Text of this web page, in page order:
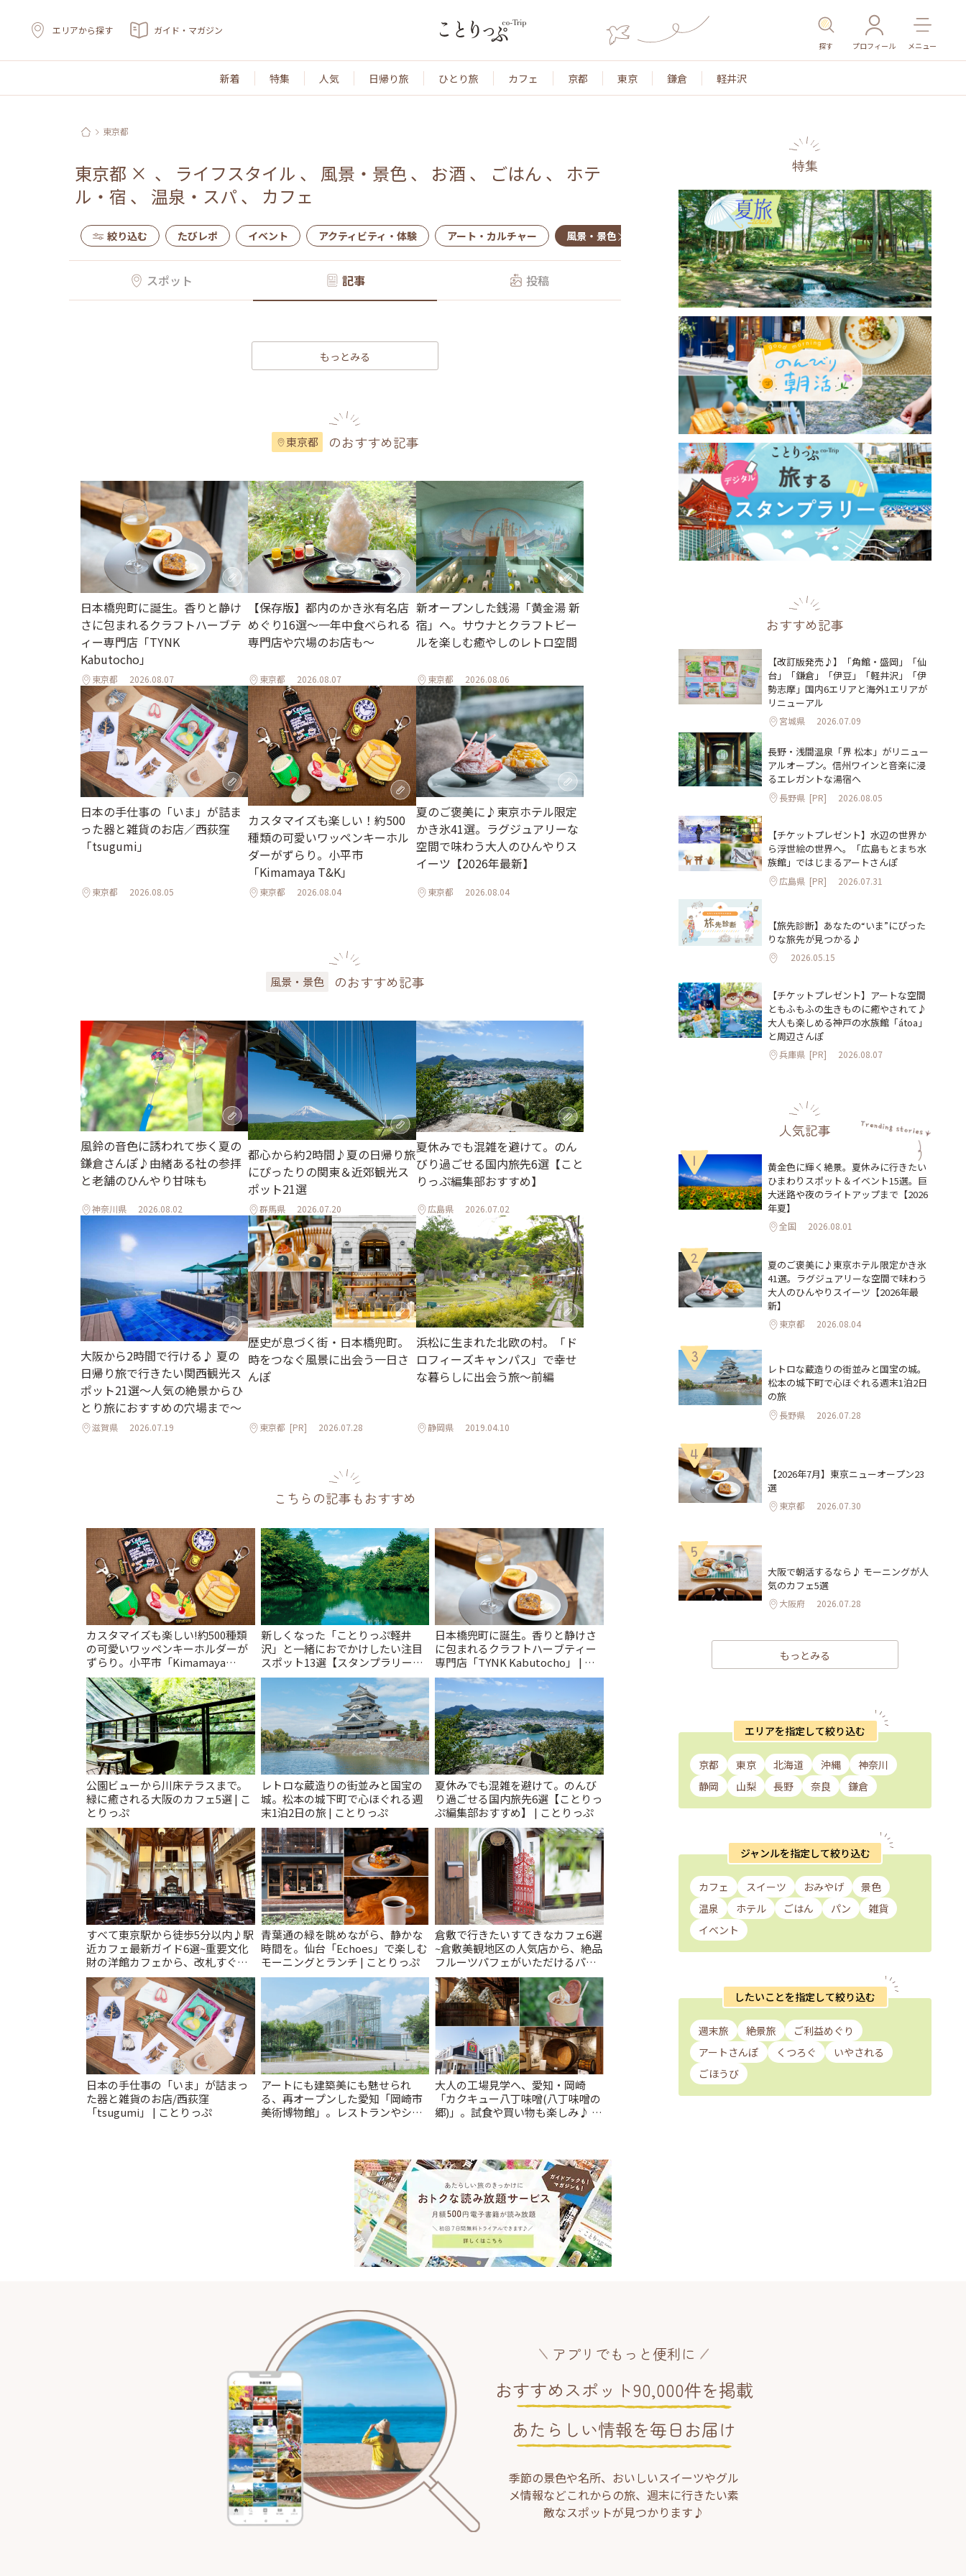
エリアから探す ガイド・マガジン
探す プロフィール メニュー
新着 特集 人気 日帰り旅 ひとり旅 カフェ 京都 東京 鎌倉 軽井沢
東京都
東京都 × 、 ライフスタイル 、 風景・景色 、 お酒 、 ごはん 、 ホテ
ル・宿 、 温泉・スパ 、 カフェ
絞り込む たびレポ イベント アクティビティ・体験 アート・カルチャー 風景・景色 名所・旧跡 温泉・スパ その他施設 ごはん
スポット 記事 投稿
もっとみる
東京都 のおすすめ記事
日本橋兜町に誕生。香りと静け
さに包まれるクラフトハーブテ
ィー専門店「TYNK
Kabutocho」
東京都 2026.08.07
【保存版】都内のかき氷有名店
めぐり16選～一年中食べられる
専門店や穴場のお店も～
東京都 2026.08.07
新オープンした銭湯「黄金湯 新
宿」へ。サウナとクラフトビー
ルを楽しむ癒やしのレトロ空間
東京都 2026.08.06
日本の手仕事の「いま」が詰ま
った器と雑貨のお店／西荻窪
「tsugumi」
東京都 2026.08.05
カスタマイズも楽しい！約500
種類の可愛いワッペンキーホル
ダーがずらり。小平市
「Kimamaya T&K」
東京都 2026.08.04
夏のご褒美に♪東京ホテル限定
かき氷41選。ラグジュアリーな
空間で味わう大人のひんやりス
イーツ【2026年最新】
東京都 2026.08.04
風景・景色 のおすすめ記事
風鈴の音色に誘われて歩く夏の
鎌倉さんぽ♪由緒ある社の参拝
と老舗のひんやり甘味も
神奈川県 2026.08.02
都心から約2時間♪夏の日帰り旅
にぴったりの関東＆近郊観光ス
ポット21選
群馬県 2026.07.20
夏休みでも混雑を避けて。のん
びり過ごせる国内旅先6選【こと
りっぷ編集部おすすめ】
広島県 2026.07.02
大阪から2時間で行ける♪ 夏の
日帰り旅で行きたい関西観光ス
ポット21選～人気の絶景からひ
とり旅におすすめの穴場まで～
滋賀県 2026.07.19
歴史が息づく街・日本橋兜町。
時をつなぐ風景に出会う一日さ
んぽ
東京都 [PR] 2026.07.28
浜松に生まれた北欧の村。「ド
ロフィーズキャンパス」で幸せ
な暮らしに出会う旅～前編
静岡県 2019.04.10
こちらの記事もおすすめ
カスタマイズも楽しい!約500種類
の可愛いワッペンキーホルダーが
ずらり。小平市「Kimamaya
T&K」 | ことりっぷ
新しくなった「ことりっぷ軽井
沢」と一緒におでかけしたい注目
スポット13選【スタンプラリー開
催中】 | ことりっぷ
日本橋兜町に誕生。香りと静けさ
に包まれるクラフトハーブティー
専門店「TYNK Kabutocho」 | こ
とりっぷ
公園ビューから川床テラスまで。
緑に癒される大阪のカフェ5選 | こ
とりっぷ
レトロな蔵造りの街並みと国宝の
城。松本の城下町で心ほぐれる週
末1泊2日の旅 | ことりっぷ
夏休みでも混雑を避けて。のんび
り過ごせる国内旅先6選【ことりっ
ぷ編集部おすすめ】 | ことりっぷ
すべて東京駅から徒歩5分以内♪駅
近カフェ最新ガイド6選~重要文化
財の洋館カフェから、改札すぐの
レトロ喫茶まで~ | ことりっぷ
青葉通の緑を眺めながら、静かな
時間を。仙台「Echoes」で楽しむ
モーニングとランチ | ことりっぷ
倉敷で行きたいすてきなカフェ6選
~倉敷美観地区の人気店から、絶品
フルーツパフェがいただけるパー
ラーまで~ | ことりっぷ
日本の手仕事の「いま」が詰まっ
た器と雑貨のお店/西荻窪
「tsugumi」 | ことりっぷ
アートにも建築美にも魅せられ
る、再オープンした愛知「岡崎市
美術博物館」。レストランやショ
大人の工場見学へ、愛知・岡崎
「カクキュー八丁味噌(八丁味噌の
郷)」。試食や買い物も楽しみ♪ |
特集
おすすめ記事
【改訂版発売♪】「角館・盛岡」「仙
台」「鎌倉」「伊豆」「軽井沢」「伊
勢志摩」国内6エリアと海外1エリアが
リニューアル
宮城県 2026.07.09
長野・浅間温泉「界 松本」がリニュー
アルオープン。信州ワインと音楽に浸
るエレガントな湯宿へ
長野県 [PR] 2026.08.05
【チケットプレゼント】水辺の世界か
ら浮世絵の世界へ。「広島もとまち水
族館」ではじまるアートさんぽ
広島県 [PR] 2026.07.31
【旅先診断】あなたの“いま”にぴった
りな旅先が見つかる♪
2026.05.15
【チケットプレゼント】アートな空間
ともふもふの生きものに癒やされて♪
大人も楽しめる神戸の水族館「átoa」
と周辺さんぽ
兵庫県 [PR] 2026.08.07
人気記事
1
黄金色に輝く絶景。夏休みに行きたい
ひまわりスポット＆イベント15選。巨
大迷路や夜のライトアップまで【2026
年夏】
全国 2026.08.01
2
夏のご褒美に♪東京ホテル限定かき氷
41選。ラグジュアリーな空間で味わう
大人のひんやりスイーツ【2026年最
新】
東京都 2026.08.04
3
レトロな蔵造りの街並みと国宝の城。
松本の城下町で心ほぐれる週末1泊2日
の旅
長野県 2026.07.28
4
【2026年7月】東京ニューオープン23
選
東京都 2026.07.30
5
大阪で朝活するなら♪ モーニングが人
気のカフェ5選
大阪府 2026.07.28
もっとみる
エリアを指定して絞り込む
京都 東京 北海道 沖縄
神奈川
静岡
山梨 長野 奈良 鎌倉
ジャンルを指定して絞り込む
カフェ スイーツ おみやげ
景色
温泉
ホテル ごはん パン
雑貨
イベント
したいことを指定して絞り込む
週末旅 絶景旅
ご利益めぐり
アートさんぽ
くつろぐ
いやされる
ごほうび
アプリでもっと便利に
おすすめスポット90,000件を掲載
あたらしい情報を毎日お届け
季節の景色や名所、おいしいスイーツやグル
メ情報などこれからの旅、週末に行きたい素
敵なスポットが見つかります♪